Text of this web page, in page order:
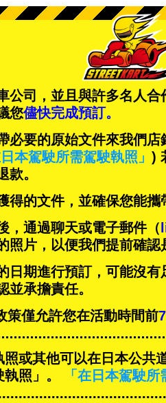
公司，並且與許多名人合
您儘快完成預訂。
必要的原始文件來我們店
日本駕駛所需駕駛執照」 )
款。
得的文件，並確保您能攜
，通過聊天或電子郵件（
照片，以便我們提前確認
日期進行預訂，可能沒
並承擔責任。
策僅允許您在活動時間前
或其他可以在日本公共
照」。
「在日本駕駛所